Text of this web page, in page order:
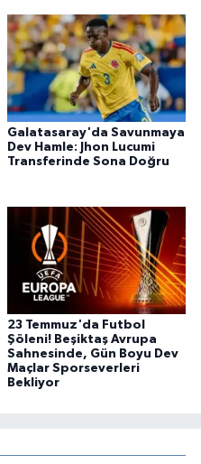
Galatasaray'da Savunmaya
Dev Hamle: Jhon Lucumi
Transferinde Sona Doğru
23 Temmuz'da Futbol
Şöleni! Beşiktaş Avrupa
Sahnesinde, Gün Boyu Dev
Maçlar Sporseverleri
Bekliyor